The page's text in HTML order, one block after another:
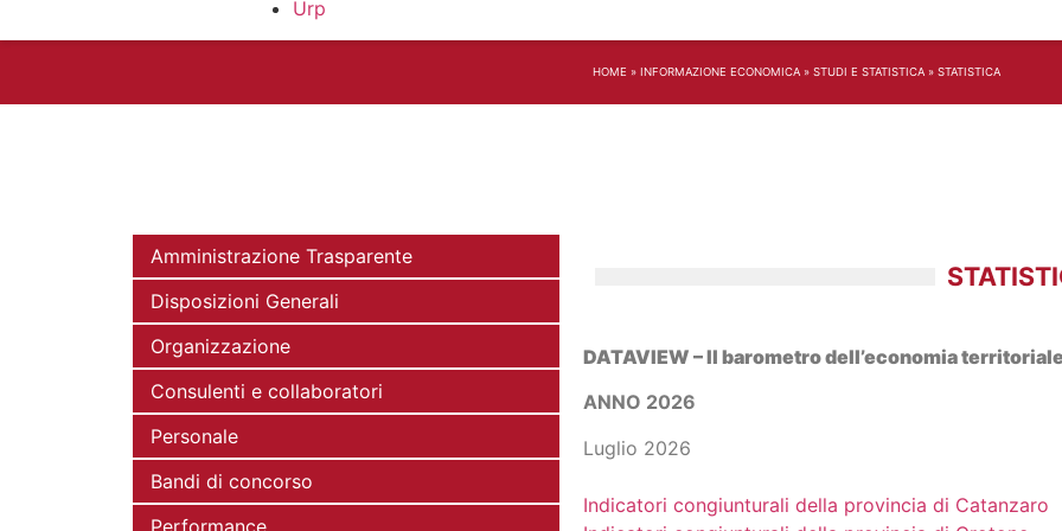
Urp
HOME » INFORMAZIONE ECONOMICA » STUDI E STATISTICA » STATISTICA
Amministrazione Trasparente
Disposizioni Generali
Organizzazione
Consulenti e collaboratori
Personale
Bandi di concorso
Performance
DATAVIEW – Il barometro dell’economia
ANNO 2026
Luglio 2026
Indicatori congiunturali della provincia di Catanzaro